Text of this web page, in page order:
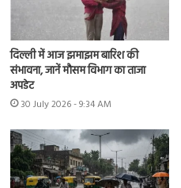
दिल्ली में आज झमाझम बारिश की
संभावना, जानें मौसम विभाग का ताजा
अपडेट
30 July 2026 - 9:34 AM